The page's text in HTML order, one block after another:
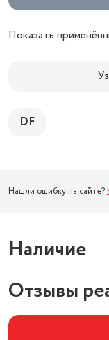
Показать
DF
Нашли ошибку на сайте?
Наличие
Отзывы